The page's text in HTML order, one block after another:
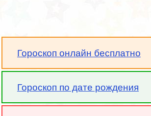
Гороскоп онлайн бесплатно
Гороскоп по дате рождения